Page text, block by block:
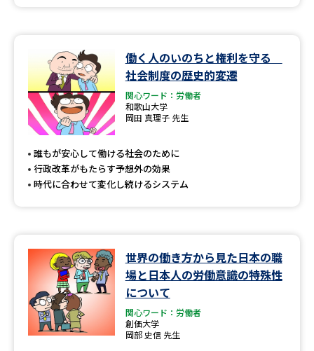
働く人のいのちと権利を守る
社会制度の歴史的変遷
関心ワード：労働者
和歌山大学
岡田 真理子 先生
誰もが安心して働ける社会のために
行政改革がもたらす予想外の効果
時代に合わせて変化し続けるシステム
世界の働き方から見た日本の職
場と日本人の労働意識の特殊性
について
関心ワード：労働者
創価大学
岡部 史信 先生